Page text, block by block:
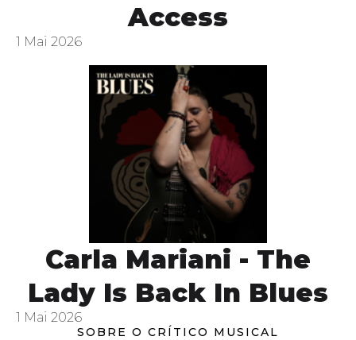
Access
1 Mai 2026
Carla Mariani - The
Lady Is Back In Blues
1 Mai 2026
SOBRE O CRÍTICO MUSICAL